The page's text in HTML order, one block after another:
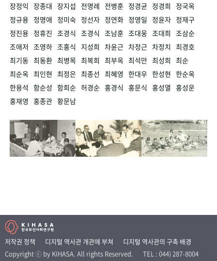
장정익 장종대 장지섭 전명례 전병훈 정경균 정경희
정국옥
정규용 정명애 정미숙 정선자 정연화 정영일 정윤자 정재구
정진용 정휴진 조경식 조경식 조남훈 조대웅 조대희 조삼순
조애저 조영하 조홍식 지성희 차윤근 차정근 차정치 최경호
최기동 최동환 최병목 최복희 최부옥 최석만 최성희 최순
최순옥 최인현 최정은 최종선 최혜영 한대우 한성현 한순옥
한용석 함순성 함희순 허경순 홍경식 홍문식 홍성열 홍성운
홍재영 홍종관 황문남
저작권 정책 디지털 역사관 개관에 부쳐
디지털 역사관의 구축 배경
Copyright ⓒ by KIHASA. All rights Reserved.
TEL : 044) 287-8004